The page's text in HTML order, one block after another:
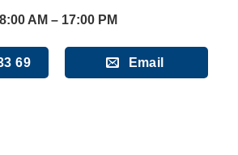
8:00 AM – 17:00 PM
69 Email